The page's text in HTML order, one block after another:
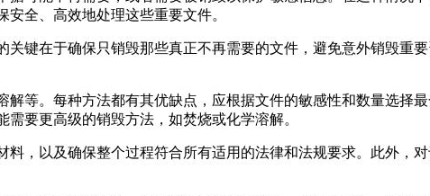
全、高效地处理这些重要文件。
键在于确保只销毁那些真正不再需要的文件，避免意外销毁重
等。每种方法都有其优缺点，应根据文件的敏感性和数量选择
要更高级的销毁方法，如焚烧或化学溶解。
，以及确保整个过程符合所有适用的法律和法规要求。此外，